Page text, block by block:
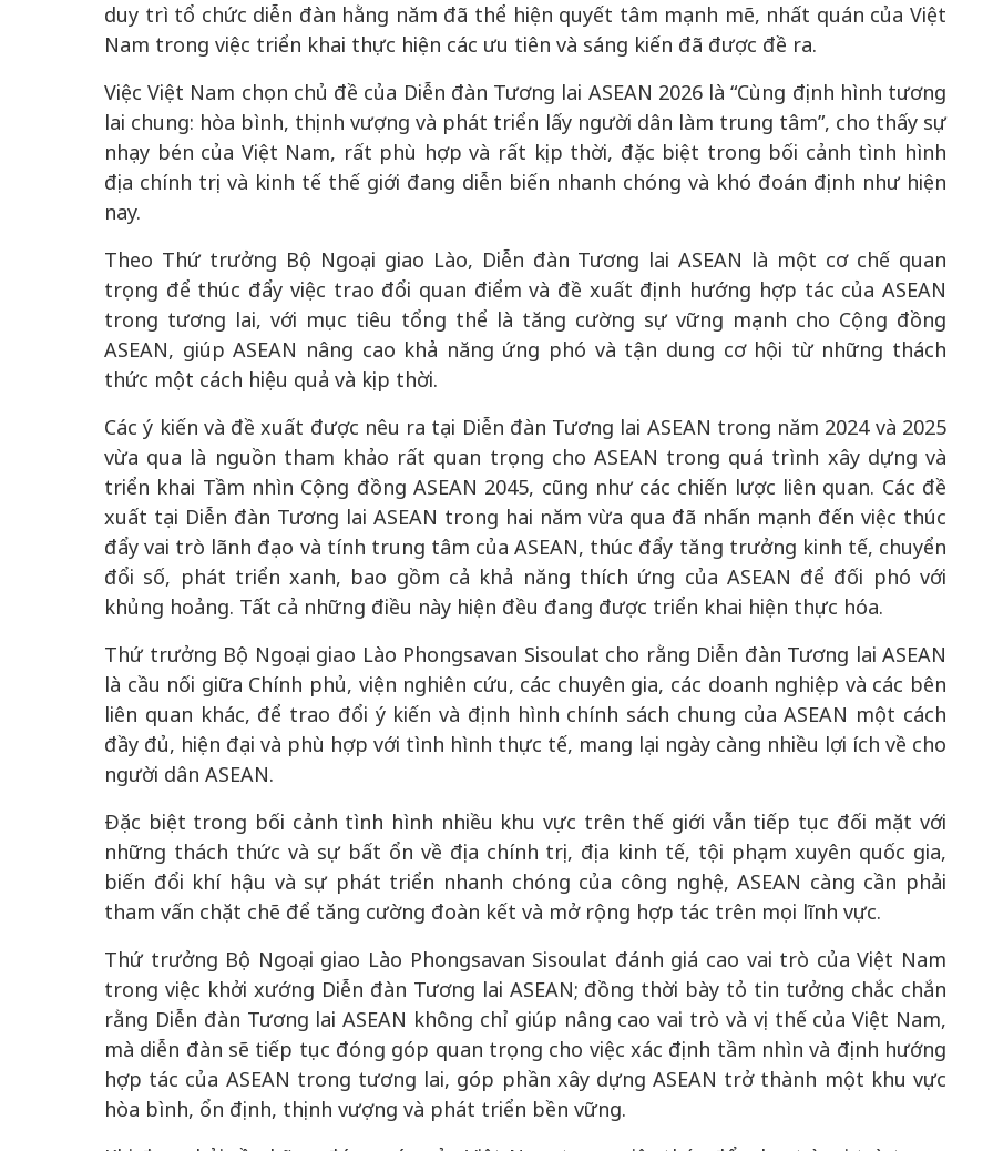
duy trì tổ chức diễn đàn hằng năm đã thể hiện quyết tâm mạnh mẽ, nhất quán của Việt
Nam trong việc triển khai thực hiện các ưu tiên và sáng kiến đã được đề ra.
Việc Việt Nam chọn chủ đề của Diễn đàn Tương lai ASEAN 2026 là “Cùng định hình tương
lai chung: hòa bình, thịnh vượng và phát triển lấy người dân làm trung tâm”, cho thấy sự
nhạy bén của Việt Nam, rất phù hợp và rất kịp thời, đặc biệt trong bối cảnh tình hình
địa chính trị và kinh tế thế giới đang diễn biến nhanh chóng và khó đoán định như hiện
nay.
Theo Thứ trưởng Bộ Ngoại giao Lào, Diễn đàn Tương lai ASEAN là một cơ chế quan
trọng để thúc đẩy việc trao đổi quan điểm và đề xuất định hướng hợp tác của ASEAN
trong tương lai, với mục tiêu tổng thể là tăng cường sự vững mạnh cho Cộng đồng
ASEAN, giúp ASEAN nâng cao khả năng ứng phó và tận dung cơ hội từ những thách
thức một cách hiệu quả và kịp thời.
Các ý kiến và đề xuất được nêu ra tại Diễn đàn Tương lai ASEAN trong năm 2024 và 2025
vừa qua là nguồn tham khảo rất quan trọng cho ASEAN trong quá trình xây dựng và
triển khai Tầm nhìn Cộng đồng ASEAN 2045, cũng như các chiến lược liên quan. Các đề
xuất tại Diễn đàn Tương lai ASEAN trong hai năm vừa qua đã nhấn mạnh đến việc thúc
đẩy vai trò lãnh đạo và tính trung tâm của ASEAN, thúc đẩy tăng trưởng kinh tế, chuyển
đổi số, phát triển xanh, bao gồm cả khả năng thích ứng của ASEAN để đối phó với
khủng hoảng. Tất cả những điều này hiện đều đang được triển khai hiện thực hóa.
Thứ trưởng Bộ Ngoại giao Lào Phongsavan Sisoulat cho rằng Diễn đàn Tương lai ASEAN
là cầu nối giữa Chính phủ, viện nghiên cứu, các chuyên gia, các doanh nghiệp và các bên
liên quan khác, để trao đổi ý kiến và định hình chính sách chung của ASEAN một cách
đầy đủ, hiện đại và phù hợp với tình hình thực tế, mang lại ngày càng nhiều lợi ích về cho
người dân ASEAN.
Đặc biệt trong bối cảnh tình hình nhiều khu vực trên thế giới vẫn tiếp tục đối mặt với
những thách thức và sự bất ổn về địa chính trị, địa kinh tế, tội phạm xuyên quốc gia,
biến đổi khí hậu và sự phát triển nhanh chóng của công nghệ, ASEAN càng cần phải
tham vấn chặt chẽ để tăng cường đoàn kết và mở rộng hợp tác trên mọi lĩnh vực.
Thứ trưởng Bộ Ngoại giao Lào Phongsavan Sisoulat đánh giá cao vai trò của Việt Nam
trong việc khởi xướng Diễn đàn Tương lai ASEAN; đồng thời bày tỏ tin tưởng chắc chắn
rằng Diễn đàn Tương lai ASEAN không chỉ giúp nâng cao vai trò và vị thế của Việt Nam,
mà diễn đàn sẽ tiếp tục đóng góp quan trọng cho việc xác định tầm nhìn và định hướng
hợp tác của ASEAN trong tương lai, góp phần xây dựng ASEAN trở thành một khu vực
hòa bình, ổn định, thịnh vượng và phát triển bền vững.